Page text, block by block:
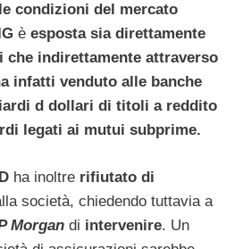
condizioni del mercato
è esposta sia direttamente
indirettamente attraverso
infatti venduto alle banche
d dollari di titoli a reddito
legati ai mutui subprime.
ha inoltre rifiutato di
società, chiedendo tuttavia a
Morgan di intervenire. Un